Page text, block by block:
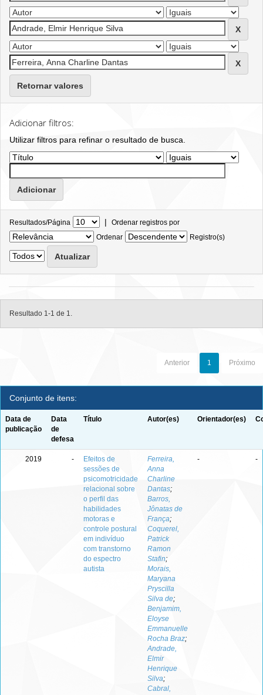
Retornar valores
Adicionar filtros:
Utilizar filtros para refinar o resultado de busca.
Resultados/Página | Ordenar registros por
Ordenar
Registro(s)
Resultado 1-1 de 1.
Anterior 1 Próximo
Conjunto de itens:
Data de
publicação
Data
de
defesa
Título Autor(es) Orientador(es)
2019 -
Efeitos de
sessões de
psicomotricidade
relacional sobre
o perfil das
habilidades
motoras e
controle postural
em indivíduo
com transtorno
do espectro
autista
Ferreira,
Anna
Charline
Dantas;
Barros,
Jônatas de
França;
Coquerel,
Patrick
Ramon
Stafin;
Morais,
Maryana
Pryscilla
Silva de;
Benjamim,
Eloyse
Emmanuelle
Rocha Braz;
Andrade,
Elmir
Henrique
Silva;
Cabral,
- -